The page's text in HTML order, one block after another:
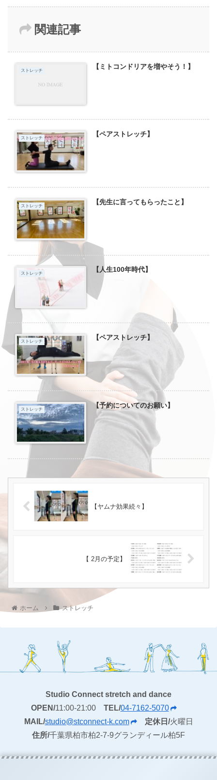
関連記事
ストレッチ 【ミトコンドリアを増やそう！】
ストレッチ 【ペアストレッチ】
ストレッチ 【先生に言ってもらったこと】
ストレッチ 【人生100年時代】
ストレッチ 【ペアストレッチ】
ストレッチ 【予約についてのお願い】
【ヤムナ効果続々】
【 2月の予定】
ホーム ストレッチ
Studio Connect stretch and dance
OPEN/11:00-21:00 TEL/04-7162-5070
MAIL/studio@stconnect-k.com 定休日/火曜日
住所/千葉県柏市柏2-7-9グランディール柏5F